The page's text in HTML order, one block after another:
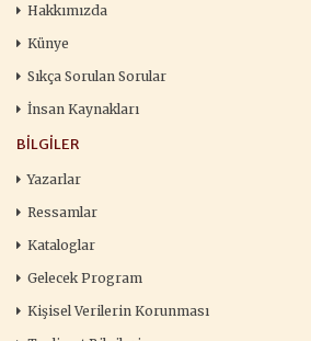
Hakkımızda
Künye
Sıkça Sorulan Sorular
İnsan Kaynakları
BILGILER
Yazarlar
Ressamlar
Kataloglar
Gelecek Program
Kişisel Verilerin Korunması